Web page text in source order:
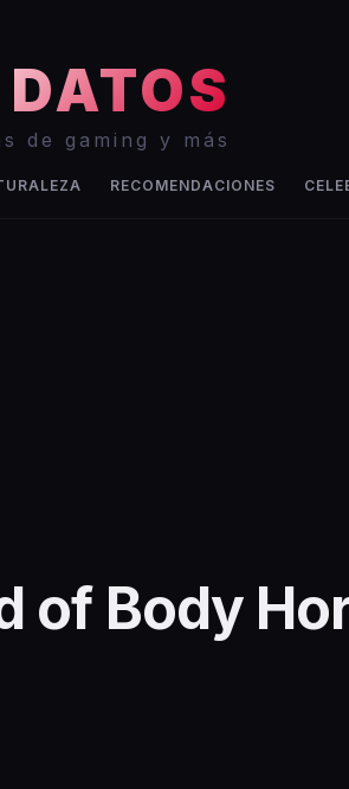
de gaming y más
RECOMENDACIONES
of Body